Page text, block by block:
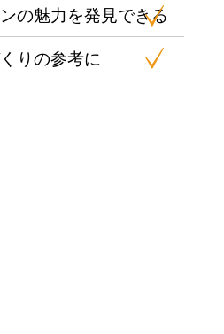
の魅力を発見できる
りの参考に